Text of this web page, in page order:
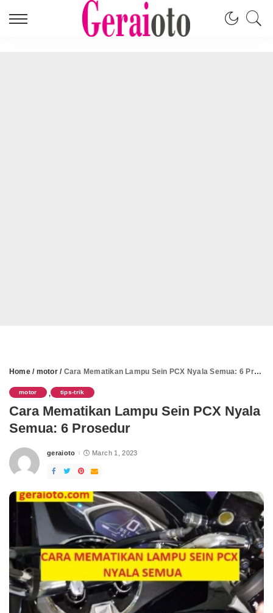
Home/ motor/ Cara Mematikan Lampu Sein PCX Nyala Semua: 6 Prosedur
motor , tips-trik
Cara Mematikan Lampu Sein PCX Nyala
Semua: 6 Prosedur
Posted
geraioto March 1, 2023